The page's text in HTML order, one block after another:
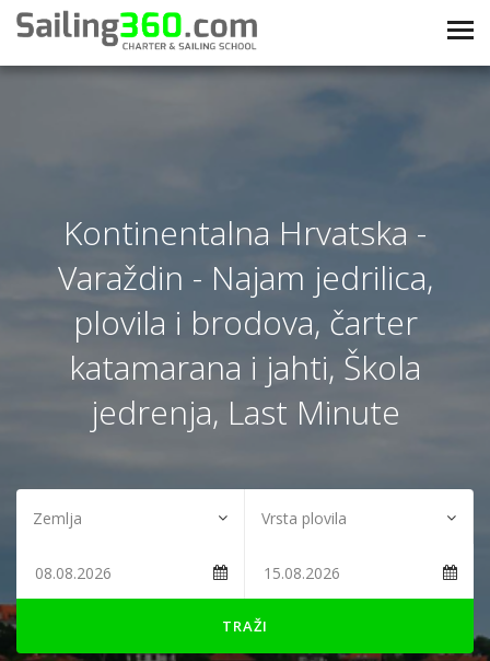
Kontinentalna Hrvatska -
Varaždin - Najam jedrilica,
plovila i brodova, čarter
katamarana i jahti, Škola
jedrenja, Last Minute
TRAŽI